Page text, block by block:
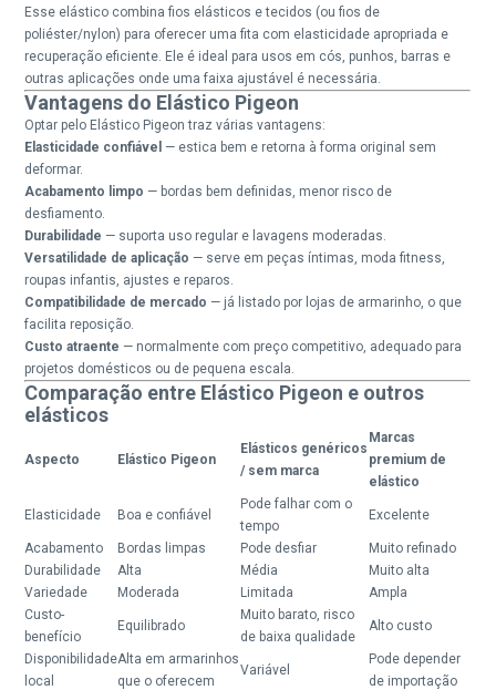
Esse elástico combina fios elásticos e tecidos (ou fios de
poliéster/nylon) para oferecer uma fita com elasticidade apropriada e
recuperação eficiente. Ele é ideal para usos em cós, punhos, barras e
outras aplicações onde uma faixa ajustável é necessária.
Vantagens do Elástico Pigeon
Optar pelo Elástico Pigeon traz várias vantagens:
Elasticidade confiável — estica bem e retorna à forma original sem
deformar.
Acabamento limpo — bordas bem definidas, menor risco de
desfiamento.
Durabilidade — suporta uso regular e lavagens moderadas.
Versatilidade de aplicação — serve em peças íntimas, moda fitness,
roupas infantis, ajustes e reparos.
Compatibilidade de mercado — já listado por lojas de armarinho, o que
facilita reposição.
Custo atraente — normalmente com preço competitivo, adequado para
projetos domésticos ou de pequena escala.
Comparação entre Elástico Pigeon e outros
elásticos
Aspecto Elástico Pigeon
Elásticos genéricos
/ sem marca
Marcas
premium de
elástico
Elasticidade Boa e confiável
Pode falhar com o
tempo
Excelente
Acabamento Bordas limpas Pode desfiar
Muito refinado
Durabilidade
Alta Média
Muito alta
Variedade
Moderada Limitada
Ampla
Custo-
benefício
Equilibrado
Muito barato, risco
de baixa qualidade
Alto custo
Disponibilidade
local
Alta em armarinhos
que o oferecem
Variável
Pode depender
de importação